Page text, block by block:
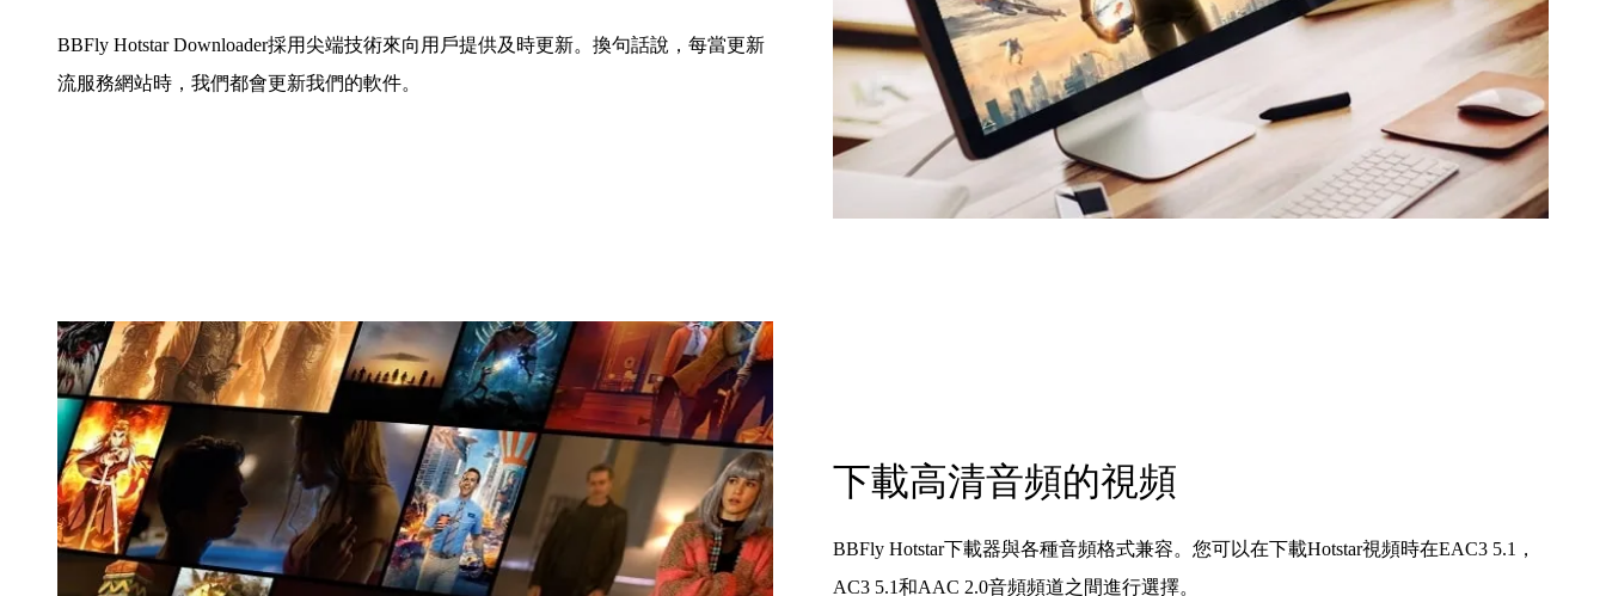
BBFly Hotstar Downloader採用尖端技術來向用戶提供及時更新。換句話說，每當更新
流服務網站時，我們都會更新我們的軟件。
下載高清音頻的視頻
BBFly Hotstar下載器與各種音頻格式兼容。您可以在下載Hotstar視頻時在EAC3 5.1，
AC3 5.1和AAC 2.0音頻頻道之間進行選擇。